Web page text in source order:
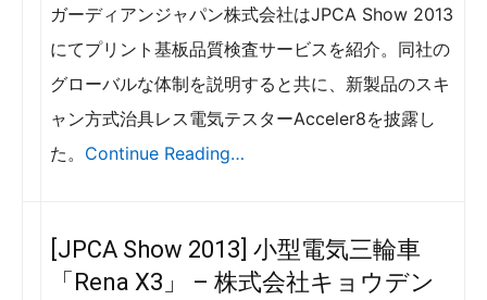
ガーディアンジャパン株式会社はJPCA Show 2013
にてプリント基板品質検査サービスを紹介。同社の
グローバルな体制を説明すると共に、新製品のスキ
ャン方式治具レス電気テスターAcceler8を披露し
た。 Continue Reading…
[JPCA Show 2013] 小型電気三輪車
「Rena X3」 – 株式会社キョウデン